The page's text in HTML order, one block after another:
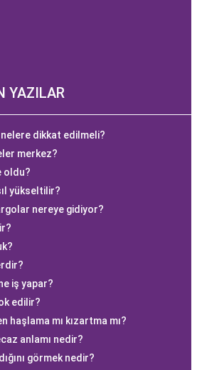
YAZILAR
dikkat edilmeli?
merkez?
oldu?
yükseltilir?
nereye gidiyor?
iş yapar?
edilir?
haşlama mı kızartma mı?
anlamı nedir?
görmek nedir?